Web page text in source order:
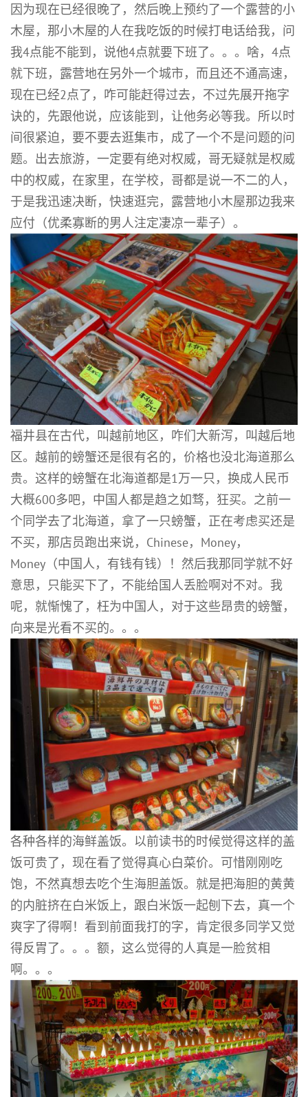
因为现在已经很晚了，然后晚上预约了一个露营的小
木屋，那小木屋的人在我吃饭的时候打电话给我，问
我4点能不能到，说他4点就要下班了。。。啥，4点
就下班，露营地在另外一个城市，而且还不通高速，
现在已经2点了，咋可能赶得过去，不过先展开拖字
诀的，先跟他说，应该能到，让他务必等我。所以时
间很紧迫，要不要去逛集市，成了一个不是问题的问
题。出去旅游，一定要有绝对权威，哥无疑就是权威
中的权威，在家里，在学校，哥都是说一不二的人，
于是我迅速决断，快速逛完，露营地小木屋那边我来
应付（优柔寡断的男人注定凄凉一辈子）。
福井县在古代，叫越前地区，咋们大新泻，叫越后地
区。越前的螃蟹还是很有名的，价格也没北海道那么
贵。这样的螃蟹在北海道都是1万一只，换成人民币
大概600多吧，中国人都是趋之如骛，狂买。之前一
个同学去了北海道，拿了一只螃蟹，正在考虑买还是
不买，那店员跑出来说，Chinese，Money，
Money（中国人，有钱有钱）！然后我那同学就不好
意思，只能买下了，不能给国人丢脸啊对不对。我
呢，就惭愧了，枉为中国人，对于这些昂贵的螃蟹，
向来是光看不买的。。。
各种各样的海鲜盖饭。以前读书的时候觉得这样的盖
饭可贵了，现在看了觉得真心白菜价。可惜刚刚吃
饱，不然真想去吃个生海胆盖饭。就是把海胆的黄黄
的内脏挤在白米饭上，跟白米饭一起刨下去，真一个
爽字了得啊！看到前面我打的字，肯定很多同学又觉
得反胃了。。。额，这么觉得的人真是一脸贫相
啊。。。